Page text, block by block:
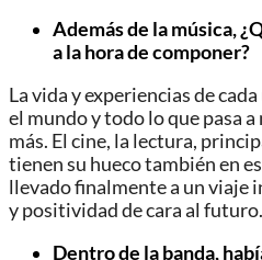
Además de la música,
a la hora de componer?
La vida y experiencias de
el mundo y todo lo que pasa
más. El cine, la lectura,
tienen su hueco también en
llevado finalmente a un viaje
y positividad de cara al futuro.
Dentro de la banda,